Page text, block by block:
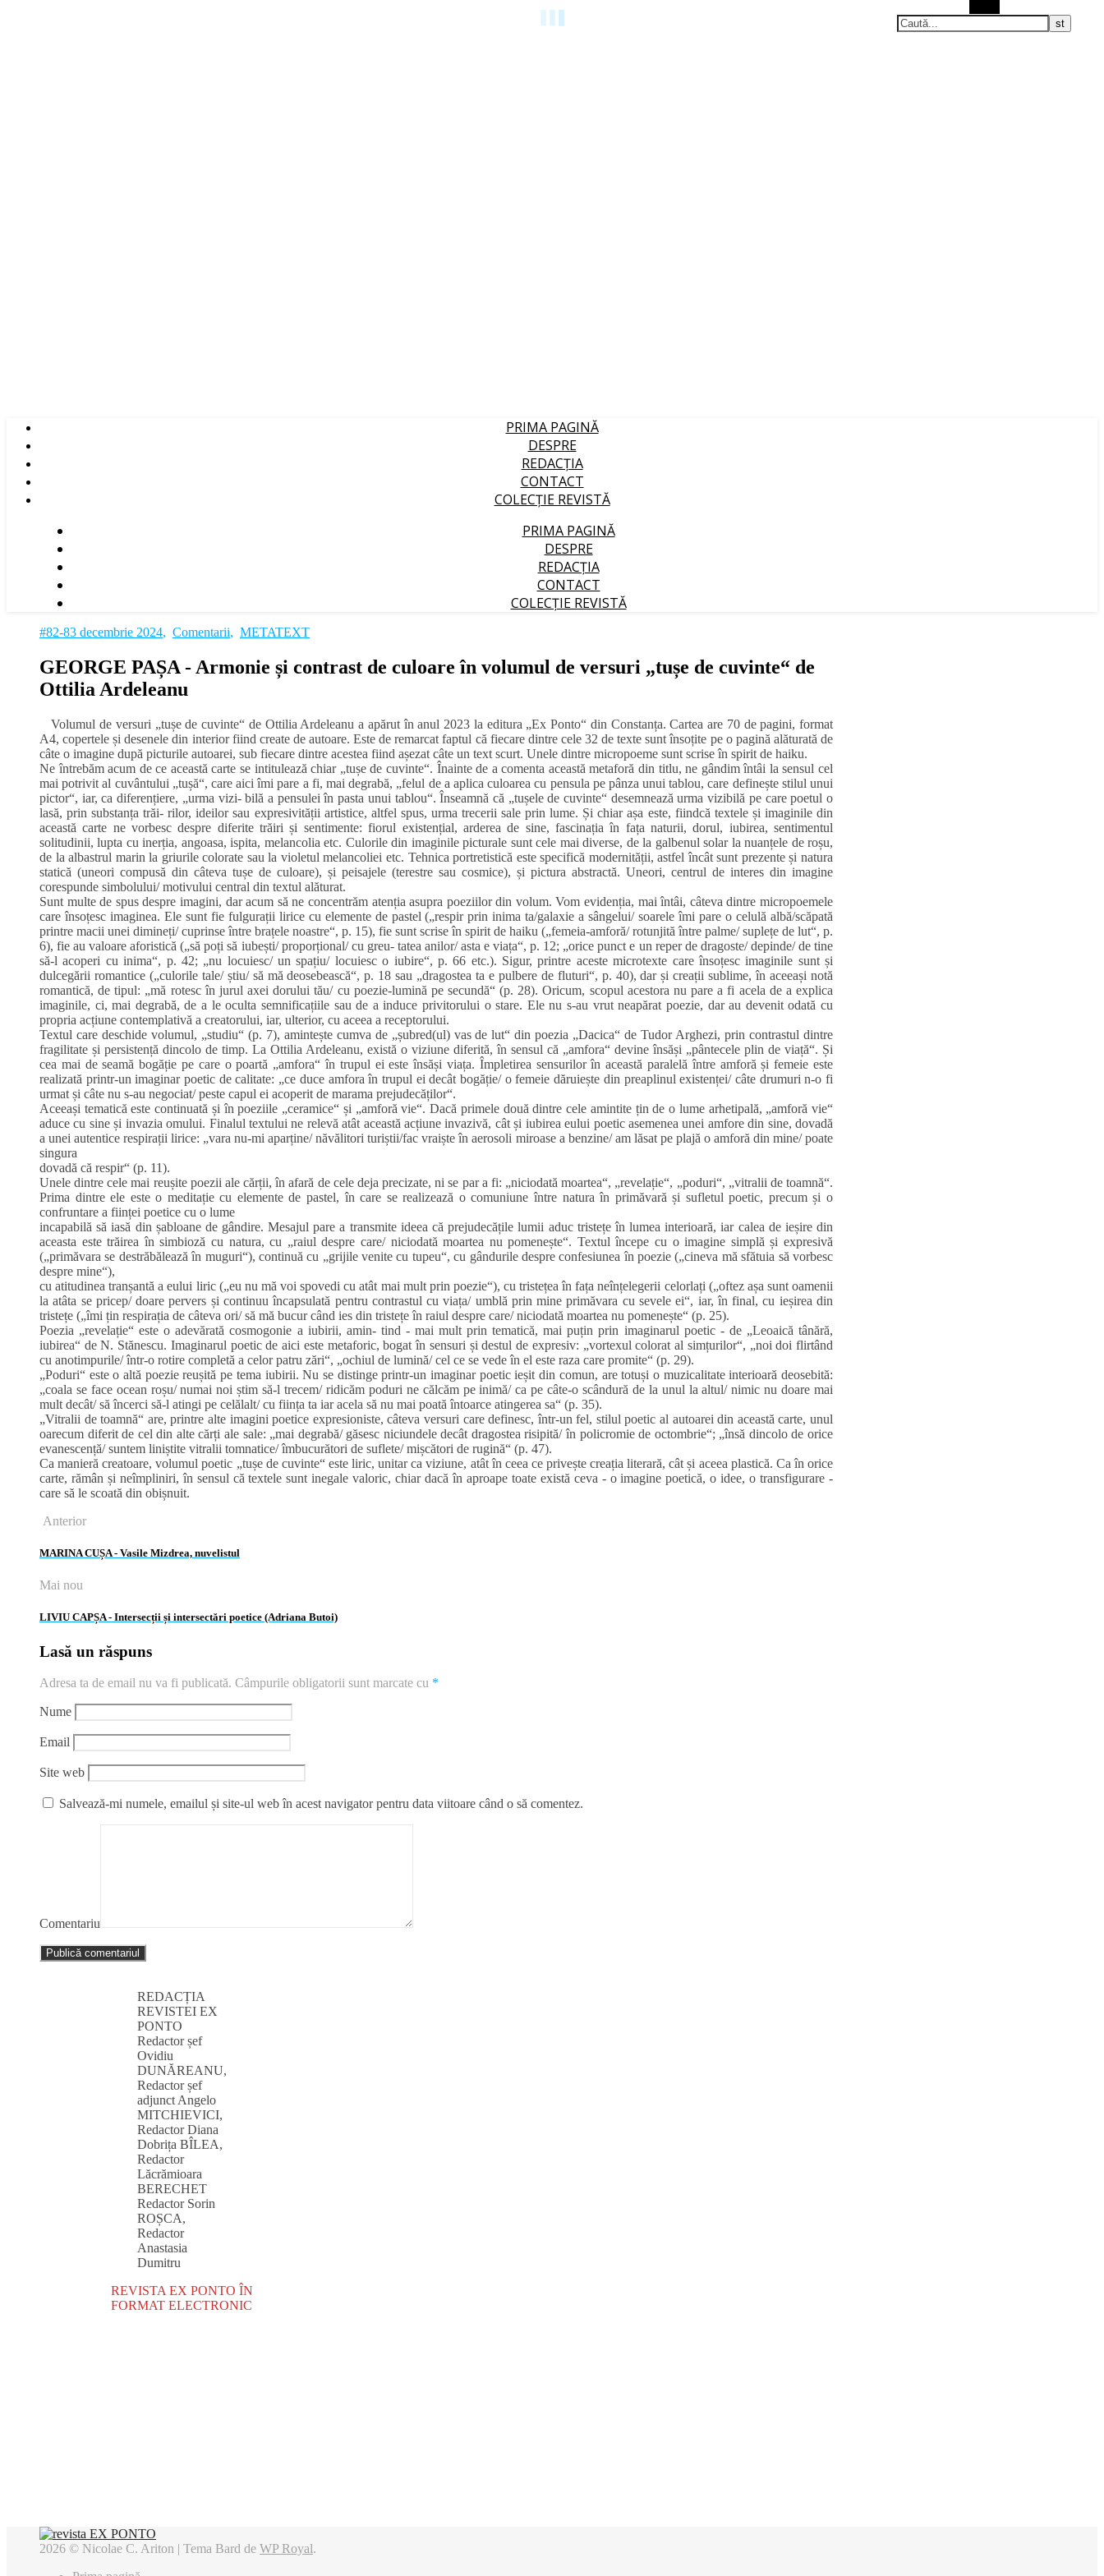
PRIMA PAGINĂ
DESPRE
REDACȚIA
CONTACT
COLECȚIE REVISTĂ
PRIMA PAGINĂ
DESPRE
REDACȚIA
CONTACT
COLECȚIE REVISTĂ
#82-83 decembrie 2024, Comentarii, METATEXT
GEORGE PAȘA ‑ Armonie și contrast de culoare în volumul de versuri „tușe de cuvinte“ de
Ottilia Ardeleanu
Volumul de versuri „tușe de cuvinte“ de Ottilia Ardeleanu a apărut în anul 2023 la editura „Ex Ponto“ din Constanța. Cartea are 70 de pagini, format
A4, copertele și desenele din interior fiind create de autoare. Este de remarcat faptul că fiecare dintre cele 32 de texte sunt însoțite pe o pagină alăturată de
câte o imagine după picturile autoarei, sub fiecare dintre acestea fiind așezat câte un text scurt. Unele dintre micropoeme sunt scrise în spirit de haiku.
Ne întrebăm acum de ce această carte se intitulează chiar „tușe de cuvinte“. Înainte de a comenta această metaforă din titlu, ne gândim întâi la sensul cel
mai potrivit al cuvântului „tușă“, care aici îmi pare a fi, mai degrabă, „felul de a aplica culoarea cu pensula pe pânza unui tablou, care definește stilul unui
pictor“, iar, ca diferențiere, „urma vizi‑ bilă a pensulei în pasta unui tablou“. Înseamnă că „tușele de cuvinte“ desemnează urma vizibilă pe care poetul o
lasă, prin substanța trăi‑ rilor, ideilor sau expresivității artistice, altfel spus, urma trecerii sale prin lume. Și chiar așa este, fiindcă textele și imaginile din
această carte ne vorbesc despre diferite trăiri și sentimente: fiorul existențial, arderea de sine, fascinația în fața naturii, dorul, iubirea, sentimentul
solitudinii, lupta cu inerția, angoasa, ispita, melancolia etc. Culorile din imaginile picturale sunt cele mai diverse, de la galbenul solar la nuanțele de roșu,
de la albastrul marin la griurile colorate sau la violetul melancoliei etc. Tehnica portretistică este specifică modernității, astfel încât sunt prezente și natura
statică (uneori compusă din câteva tușe de culoare), și peisajele (terestre sau cosmice), și pictura abstractă. Uneori, centrul de interes din imagine
corespunde simbolului/ motivului central din textul alăturat.
Sunt multe de spus despre imagini, dar acum să ne concentrăm atenția asupra poeziilor din volum. Vom evidenția, mai întâi, câteva dintre micropoemele
care însoțesc imaginea. Ele sunt fie fulgurații lirice cu elemente de pastel („respir prin inima ta/galaxie a sângelui/ soarele îmi pare o celulă albă/scăpată
printre macii unei dimineți/ cuprinse între brațele noastre“, p. 15), fie sunt scrise în spirit de haiku („femeia‑amforă/ rotunjită între palme/ suplețe de lut“, p.
6), fie au valoare aforistică („să poți să iubești/ proporțional/ cu greu‑ tatea anilor/ asta e viața“, p. 12; „orice punct e un reper de dragoste/ depinde/ de tine
să‑l acoperi cu inima“, p. 42; „nu locuiesc/ un spațiu/ locuiesc o iubire“, p. 66 etc.). Sigur, printre aceste microtexte care însoțesc imaginile sunt și
dulcegării romantice („culorile tale/ știu/ să mă deosebească“, p. 18 sau „dragostea ta e pulbere de fluturi“, p. 40), dar și creații sublime, în aceeași notă
romantică, de tipul: „mă rotesc în jurul axei dorului tău/ cu poezie‑lumină pe secundă“ (p. 28). Oricum, scopul acestora nu pare a fi acela de a explica
imaginile, ci, mai degrabă, de a le oculta semnificațiile sau de a induce privitorului o stare. Ele nu s‑au vrut neapărat poezie, dar au devenit odată cu
propria acțiune contemplativă a creatorului, iar, ulterior, cu aceea a receptorului.
Textul care deschide volumul, „studiu“ (p. 7), amintește cumva de „șubred(ul) vas de lut“ din poezia „Dacica“ de Tudor Arghezi, prin contrastul dintre
fragilitate și persistență dincolo de timp. La Ottilia Ardeleanu, există o viziune diferită, în sensul că „amfora“ devine însăși „pântecele plin de viață“. Și
cea mai de seamă bogăție pe care o poartă „amfora“ în trupul ei este însăși viața. Împletirea sensurilor în această paralelă între amforă și femeie este
realizată printr‑un imaginar poetic de calitate: „ce duce amfora în trupul ei decât bogăție/ o femeie dăruiește din preaplinul existenței/ câte drumuri n‑o fi
urmat și câte nu s‑au negociat/ peste capul ei acoperit de marama prejudecăților“.
Aceeași tematică este continuată și în poeziile „ceramice“ și „amforă vie“. Dacă primele două dintre cele amintite țin de o lume arhetipală, „amforă vie“
aduce cu sine și invazia omului. Finalul textului ne relevă atât această acțiune invazivă, cât și iubirea eului poetic asemenea unei amfore din sine, dovadă
a unei autentice respirații lirice: „vara nu‑mi aparține/ năvălitori turiștii/fac vraiște în aerosoli miroase a benzine/ am lăsat pe plajă o amforă din mine/ poate
singura
dovadă că respir“ (p. 11).
Unele dintre cele mai reușite poezii ale cărții, în afară de cele deja precizate, ni se par a fi: „niciodată moartea“, „revelație“, „poduri“, „vitralii de toamnă“.
Prima dintre ele este o meditație cu elemente de pastel, în care se realizează o comuniune între natura în primăvară și sufletul poetic, precum și o
confruntare a ființei poetice cu o lume
incapabilă să iasă din șabloane de gândire. Mesajul pare a transmite ideea că prejudecățile lumii aduc tristețe în lumea interioară, iar calea de ieșire din
aceasta este trăirea în simbioză cu natura, cu „raiul despre care/ niciodată moartea nu pomenește“. Textul începe cu o imagine simplă și expresivă
(„primăvara se destrăbălează în muguri“), continuă cu „grijile venite cu tupeu“, cu gândurile despre confesiunea în poezie („cineva mă sfătuia să vorbesc
despre mine“),
cu atitudinea tranșantă a eului liric („eu nu mă voi spovedi cu atât mai mult prin poezie“), cu tristețea în fața neînțelegerii celorlați („oftez așa sunt oamenii
la atâta se pricep/ doare pervers și continuu încapsulată pentru contrastul cu viața/ umblă prin mine primăvara cu sevele ei“, iar, în final, cu ieșirea din
tristețe („îmi țin respirația de câteva ori/ să mă bucur când ies din tristețe în raiul despre care/ niciodată moartea nu pomenește“ (p. 25).
Poezia „revelație“ este o adevărată cosmogonie a iubirii, amin‑ tind ‑ mai mult prin tematică, mai puțin prin imaginarul poetic ‑ de „Leoaică tânără,
iubirea“ de N. Stănescu. Imaginarul poetic de aici este metaforic, bogat în sensuri și destul de expresiv: „vortexul colorat al simțurilor“, „noi doi flirtând
cu anotimpurile/ într‑o rotire completă a celor patru zări“, „ochiul de lumină/ cel ce se vede în el este raza care promite“ (p. 29).
„Poduri“ este o altă poezie reușită pe tema iubirii. Nu se distinge printr‑un imaginar poetic ieșit din comun, are totuși o muzicalitate interioară deosebită:
„coala se face ocean roșu/ numai noi știm să‑l trecem/ ridicăm poduri ne călcăm pe inimă/ ca pe câte‑o scândură de la unul la altul/ nimic nu doare mai
mult decât/ să încerci să‑l atingi pe celălalt/ cu ființa ta iar acela să nu mai poată întoarce atingerea sa“ (p. 35).
„Vitralii de toamnă“ are, printre alte imagini poetice expresioniste, câteva versuri care definesc, într‑un fel, stilul poetic al autoarei din această carte, unul
oarecum diferit de cel din alte cărți ale sale: „mai degrabă/ găsesc niciundele decât dragostea risipită/ în policromie de octombrie“; „însă dincolo de orice
evanescență/ suntem liniștite vitralii tomnatice/ îmbucurători de suflete/ mișcători de rugină“ (p. 47).
Ca manieră creatoare, volumul poetic „tușe de cuvinte“ este liric, unitar ca viziune, atât în ceea ce privește creația literară, cât și aceea plastică. Ca în orice
carte, rămân și neîmpliniri, în sensul că textele sunt inegale valoric, chiar dacă în aproape toate există ceva ‑ o imagine poetică, o idee, o transfigurare ‑
care să le scoată din obișnuit.
Anterior
MARINA CUȘA ‑ Vasile Mizdrea, nuvelistul
Mai nou
LIVIU CAPȘA ‑ Intersecții și intersectări poetice (Adriana Butoi)
Lasă un răspuns
Adresa ta de email nu va fi publicată. Câmpurile obligatorii sunt marcate cu *
Nume
Email
Site web
Salvează-mi numele, emailul și site-ul web în acest navigator pentru data viitoare când o să comentez.
Comentariu
REDACȚIA
REVISTEI EX
PONTO
Redactor șef
Ovidiu
DUNĂREANU,
Redactor șef
adjunct Angelo
MITCHIEVICI,
Redactor Diana
Dobrița BÎLEA,
Redactor
Lăcrămioara
BERECHET
Redactor Sorin
ROȘCA,
Redactor
Anastasia
Dumitru
REVISTA EX PONTO ÎN
FORMAT ELECTRONIC
2026 © Nicolae C. Ariton | Tema Bard de WP Royal.